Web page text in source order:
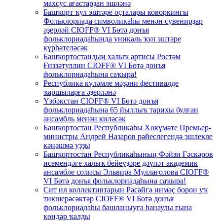
махсус ағастарҙан эшләнә
Башҡорт ҡул эштәре оҫталары коворкингы
Фольклориада символикаһы менән сувенирҙар
әҙерләй CIOFF® VI Бөтә донъя
фольклориадаһында уникаль ҡул эштәре
күрһәтеләсәк
Башҡортостандың халыҡ артисы Рөстәм
Ғиззәтуллин CIOFF® VI Бөтә донъя
фольклориадаһына саҡыра!
Республика күләмле мәҙәни фестивалде
ҡаршыларға әҙерләнә
Үзбәкстан CIOFF® VI Бөтә донъя
фольклориадаһына 65 йыллыҡ тарихы булған
ансамбль менән киләсәк
Башҡортостан Республикаһы Хөкүмәте Премьер-
министры Андрей Назаров рәйеслегендә эшлекле
кәңәшмә уҙҙы
Башҡортостан Республикаһының Фәйзи Ғәскәров
исемендәге халыҡ бейеүҙәре дәүләт академик
ансамбле солисы Эльвира Муллағолова CIOFF®
VI Бөтә донъя фольклориадаһына саҡыра!
Сит ил коллективтарын Рәсәйгә инмәҫ борон уҡ
тикшерәсәктәр CIOFF® VI Бөтә донъя
фольклориадаһы башланыуға һанаулы ғына
көндәр ҡалды